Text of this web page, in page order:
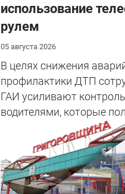
использование
рулем
05 августа 2026
В целях снижения
профилактики ДТП
ГАИ усиливают
водителями, которые